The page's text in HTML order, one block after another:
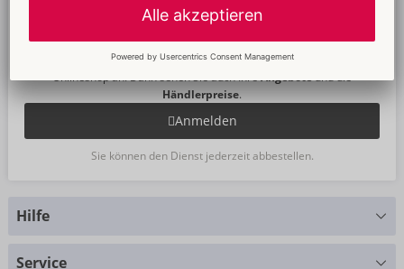
abonnieren
Um unseren Newsletter zu abonnieren, melden Sie sich bitte im
Onlineshop an. Dann sehen Sie auch IhreAngeboteund die
Händlerpreise.
Anmelden
Sie können den Dienst jederzeit abbestellen.
Hilfe
Service